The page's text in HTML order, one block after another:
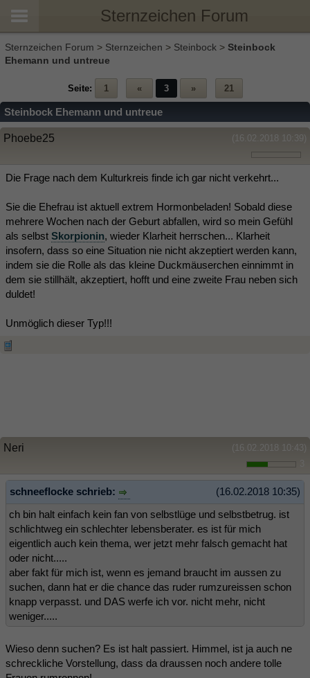
Sternzeichen Forum
Sternzeichen Forum > Sternzeichen > Steinbock > Steinbock
Ehemann und untreue
Seite: 1 « 3 » 21
Steinbock Ehemann und untreue
(16.02.2018 10:39)
Phoebe25
Die Frage nach dem Kulturkreis finde ich gar nicht verkehrt...
Sie die Ehefrau ist aktuell extrem Hormonbeladen! Sobald diese
mehrere Wochen nach der Geburt abfallen, wird so mein Gefühl
als selbst Skorpionin, wieder Klarheit herrschen... Klarheit
insofern, dass so eine Situation nie nicht akzeptiert werden kann,
indem sie die Rolle als das kleine Duckmäuserchen einnimmt in
dem sie stillhält, akzeptiert, hofft und eine zweite Frau neben sich
duldet!
Unmöglich dieser Typ!!!
(16.02.2018 10:43)
Neri
(16.02.2018 10:35)
schneeflocke schrieb:
ch bin halt einfach kein fan von selbstlüge und selbstbetrug. ist
schlichtweg ein schlechter lebensberater. es ist für mich
eigentlich auch kein thema, wer jetzt mehr falsch gemacht hat
oder nicht.....
aber fakt für mich ist, wenn es jemand braucht im aussen zu
suchen, dann hat er die chance das ruder rumzureissen schon
knapp verpasst. und DAS werfe ich vor. nicht mehr, nicht
weniger.....
Wieso denn suchen? Es ist halt passiert. Himmel, ist ja auch ne
schreckliche Vorstellung, dass da draussen noch andere tolle